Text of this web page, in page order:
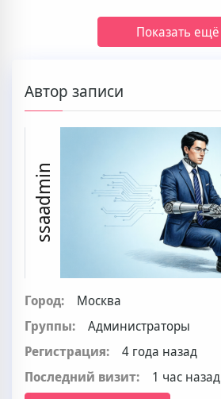
Показать ещё
Автор записи
ssaadmin
Город:
Москва
Группы:
Администраторы
Регистрация:
4 года назад
Последний визит:
1 час назад